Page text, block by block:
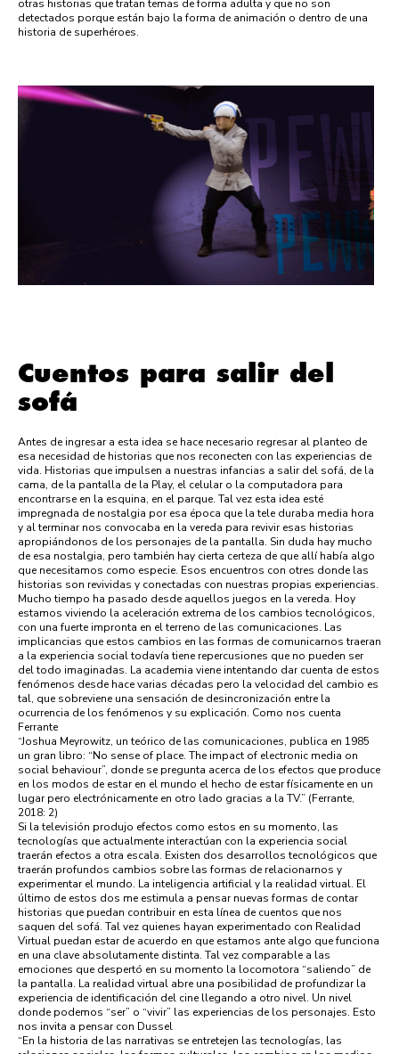
otras historias que tratan temas de forma adulta y que no son
detectados porque están bajo la forma de animación o dentro de una
historia de superhéroes.
Cuentos para salir del
sofá
Antes de ingresar a esta idea se hace necesario regresar al planteo de
esa necesidad de historias que nos reconecten con las experiencias de
vida. Historias que impulsen a nuestras infancias a salir del sofá, de la
cama, de la pantalla de la Play, el celular o la computadora para
encontrarse en la esquina, en el parque. Tal vez esta idea esté
impregnada de nostalgia por esa época que la tele duraba media hora
y al terminar nos convocaba en la vereda para revivir esas historias
apropiándonos de los personajes de la pantalla. Sin duda hay mucho
de esa nostalgia, pero también hay cierta certeza de que allí había algo
que necesitamos como especie. Esos encuentros con otres donde las
historias son revividas y conectadas con nuestras propias experiencias.
Mucho tiempo ha pasado desde aquellos juegos en la vereda. Hoy
estamos viviendo la aceleración extrema de los cambios tecnológicos,
con una fuerte impronta en el terreno de las comunicaciones. Las
implicancias que estos cambios en las formas de comunicarnos traeran
a la experiencia social todavía tiene repercusiones que no pueden ser
del todo imaginadas. La academia viene intentando dar cuenta de estos
fenómenos desde hace varias décadas pero la velocidad del cambio es
tal, que sobreviene una sensación de desincronización entre la
ocurrencia de los fenómenos y su explicación. Como nos cuenta
Ferrante
“Joshua Meyrowitz, un teórico de las comunicaciones, publica en 1985
un gran libro: “No sense of place. The impact of electronic media on
social behaviour”, donde se pregunta acerca de los efectos que produce
en los modos de estar en el mundo el hecho de estar físicamente en un
lugar pero electrónicamente en otro lado gracias a la TV.” (Ferrante,
2018: 2)
Si la televisión produjo efectos como estos en su momento, las
tecnologías que actualmente interactúan con la experiencia social
traerán efectos a otra escala. Existen dos desarrollos tecnológicos que
traerán profundos cambios sobre las formas de relacionarnos y
experimentar el mundo. La inteligencia artificial y la realidad virtual. El
último de estos dos me estimula a pensar nuevas formas de contar
historias que puedan contribuir en esta línea de cuentos que nos
saquen del sofá. Tal vez quienes hayan experimentado con Realidad
Virtual puedan estar de acuerdo en que estamos ante algo que funciona
en una clave absolutamente distinta. Tal vez comparable a las
emociones que despertó en su momento la locomotora “saliendo” de
la pantalla. La realidad virtual abre una posibilidad de profundizar la
experiencia de identificación del cine llegando a otro nivel. Un nivel
donde podemos “ser” o “vivir” las experiencias de los personajes. Esto
nos invita a pensar con Dussel
“En la historia de las narrativas se entretejen las tecnologías, las